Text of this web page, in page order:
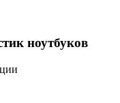
ноутбуков